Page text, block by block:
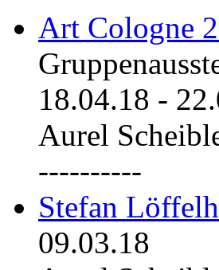
Art Cologne
18.04.18 -
Aurel
----------
Stefan
09.03.18